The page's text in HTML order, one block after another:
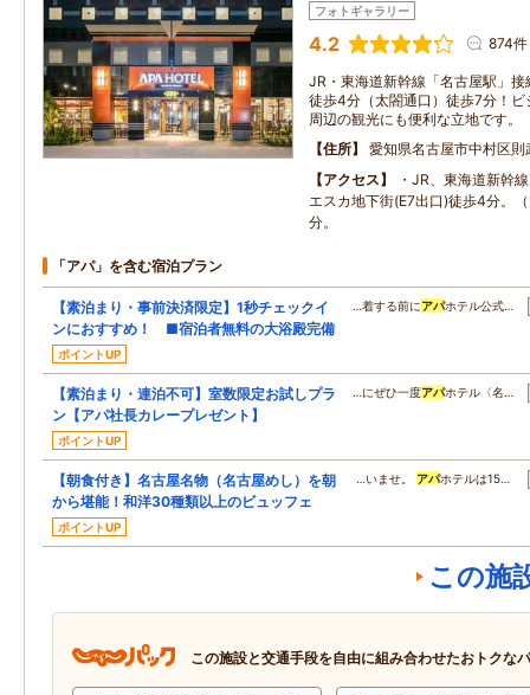
フォトギャラリー
4.2 874件
JR・東海道新幹線「名古屋駅」
徒歩4分（太閤通口）徒歩7分！
周辺の観光にも便利な立地です。
住所
愛知県名古屋市中村区則
アクセス
・JR、東海道新幹
エスカ地下街(E7出口)徒歩4分。
分。
「アパ」を含む宿泊プラン
【素泊まり・事前決済限定】1秒チェックイ
ンにおすすめ！ ■宿泊者無料の大浴殿完備
ポイントUP
…着する前にアパホテル公式…
【素泊まり・連泊不可】室数限定お試しプラ
ン【アパ社長カレープレゼント】
ポイントUP
…にぜひ一度アパホテル〈名…
【朝食付き】名古屋名物（名古屋めし）を朝
から堪能！和洋30種類以上のビュッフェ
ポイントUP
…いませ。 アパホテルは15…
この施
この施設と交通手段を自由に組み合わせたおトクな